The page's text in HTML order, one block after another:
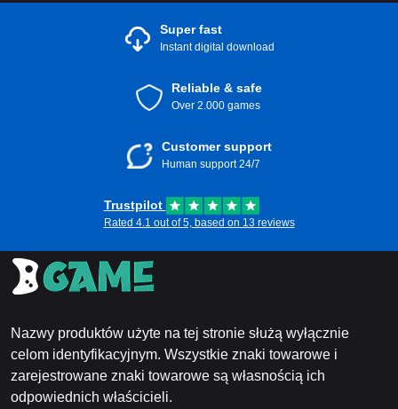
Super fast
Instant digital download
Reliable & safe
Over 2.000 games
Customer support
Human support 24/7
Trustpilot
Rated 4.1 out of 5, based on 13 reviews
Nazwy produktów użyte na tej stronie służą wyłącznie
celom identyfikacyjnym. Wszystkie znaki towarowe i
zarejestrowane znaki towarowe są własnością ich
odpowiednich właścicieli.